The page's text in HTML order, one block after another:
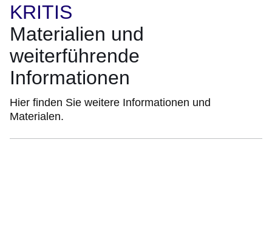
KRITIS
Materialien und
weiterführende
Informationen
Hier finden Sie weitere Informationen und
Materialen.